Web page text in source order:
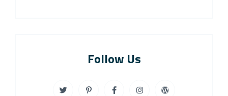
Follow Us